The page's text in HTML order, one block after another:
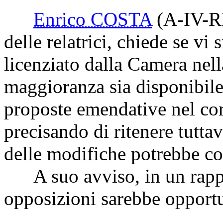
Enrico COSTA (A-IV-
delle relatrici, chiede se vi
licenziato dalla Camera
maggioranza sia
proposte emendative nel
precisando di ritenere
delle modifiche potrebbe
A suo avviso, in un
opposizioni sarebbe